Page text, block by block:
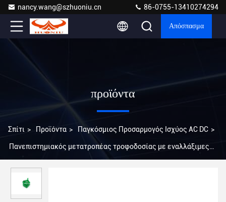
nancy.wang@szhuoniu.cn 86-0755-13410274294
Απόσπασμα
προϊόντα
Σπίτι > Προϊόντα > Παγκόσμιος Προσαρμογός Ισχύος AC DC >
Πανεπιστημιακός μετατροπέας τροφοδοσίας με εναλλάξιμες